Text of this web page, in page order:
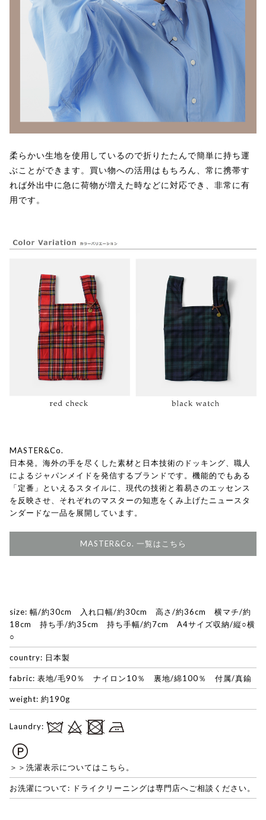
柔らかい生地を使用しているので折りたたんで簡単に持ち運
ぶことができます。買い物への活用はもちろん、常に携帯す
れば外出中に急に荷物が増えた時などに対応でき、非常に有
用です。
MASTER&Co.
日本発。海外の手を尽くした素材と日本技術のドッキング、職人
によるジャパンメイドを発信するブランドです。機能的でもある
「定番」といえるスタイルに、現代の技術と着易さのエッセンス
を反映させ、それぞれのマスターの知恵をくみ上げたニュースタ
ンダードな一品を展開しています。
MASTER&Co. 一覧はこちら
size: 幅/約30cm 入れ口幅/約30cm 高さ/約36cm 横マチ/約
18cm 持ち手/約35cm 持ち手幅/約7cm A4サイズ収納/縦○横
○
country: 日本製
fabric: 表地/毛90％ ナイロン10％ 裏地/綿100％ 付属/真鍮
weight: 約190g
Laundry:
＞＞洗濯表示についてはこちら。
お洗濯について: ドライクリーニングは専門店へご相談ください。